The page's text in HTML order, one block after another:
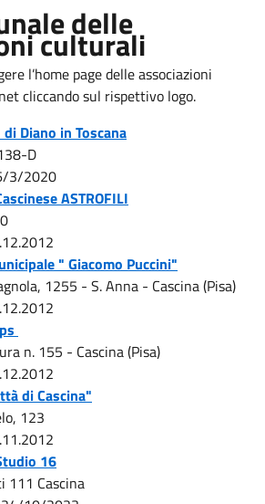
delle
culturali
l’home page delle associazioni
cliccando sul rispettivo logo.
Diano in Toscana
D
3/2020
ASTROFILI
" Giacomo Puccini"
1255 - S. Anna - Cascina (Pisa)
n. 155 - Cascina (Pisa)
di Cascina"
123
16
111 Cascina